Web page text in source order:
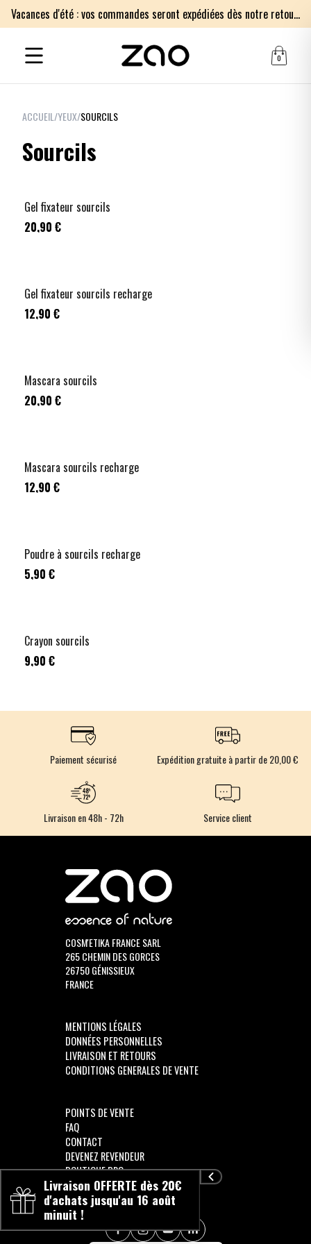
Vacances d'été : vos commandes seront expédiées dès notre retour le lundi 17 août. Merci pour votre patience.
0
ACCUEIL/YEUX/SOURCILS
Sourcils
Gel fixateur sourcils
20,90 €
Gel fixateur sourcils recharge
12,90 €
Mascara sourcils
20,90 €
Mascara sourcils recharge
12,90 €
Poudre à sourcils recharge
5,90 €
Crayon sourcils
9,90 €
Paiement sécurisé Expédition gratuite à partir de 20,00 €
Livraison en 48h - 72h Service client
COSM'ETIKA FRANCE SARL
265 CHEMIN DES GORCES
26750 GÉNISSIEUX
FRANCE
MENTIONS LÉGALES
DONNÉES PERSONNELLES
LIVRAISON ET RETOURS
CONDITIONS GENERALES DE VENTE
POINTS DE VENTE
FAQ
CONTACT
DEVENEZ REVENDEUR
BOUTIQUE PRO
Livraison OFFERTE dès 20€
d'achats jusqu'au 16 août
minuit !